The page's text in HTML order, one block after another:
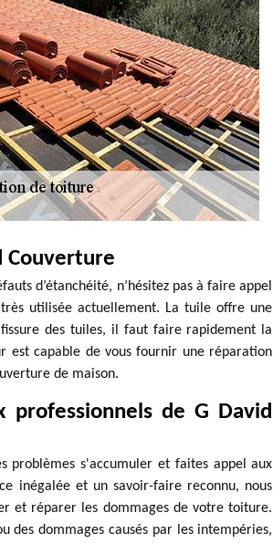
Couverture
d’étanchéité, n’hésitez pas à faire appel
utilisée actuellement. La tuile offre une
des tuiles, il faut faire rapidement la
est capable de vous fournir une réparation
de maison.
professionnels de G David
problèmes s'accumuler et faites appel aux
inégalée et un savoir-faire reconnu, nous
et réparer les dommages de votre toiture.
des dommages causés par les intempéries,